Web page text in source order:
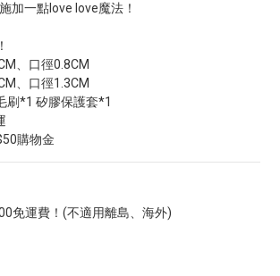
加一點love love魔法！
、口徑0.8CM
、口徑1.3CM
刷*1 矽膠保護套*1
購物金
免運費！(不適用離島、海外)